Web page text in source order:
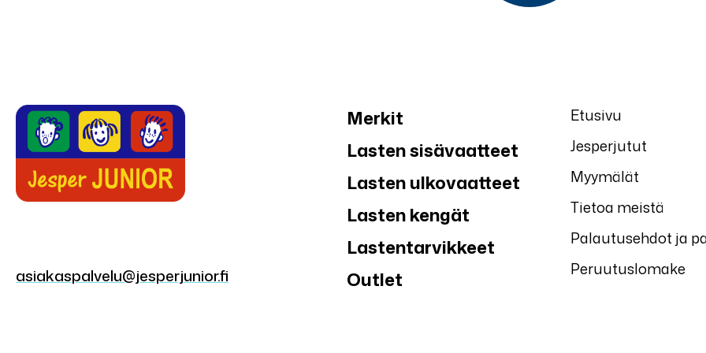
asiakaspalvelu@jesperjunior.fi
Merkit
Lasten sisävaatteet
Lasten ulkovaatteet
Lasten kengät
Lastentarvikkeet
Outlet
Etusivu
Jesperjutut
Myymälät
Tietoa meistä
Palautusehdot ja
Peruutuslomake